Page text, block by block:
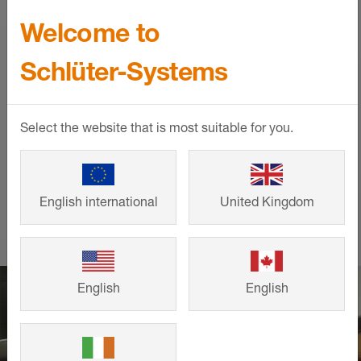
Systems som bidrar till ett snyggt
formspråk och lång livslängd. Titta på
andra kunders färdiga bygg- och
renoveringsprojekt och hämta inspiration
till ditt eget projekt.
VISA MER
Welcome to
Schlüter-Systems
Select the website that is most suitable for you.
English international United Kingdom
English English